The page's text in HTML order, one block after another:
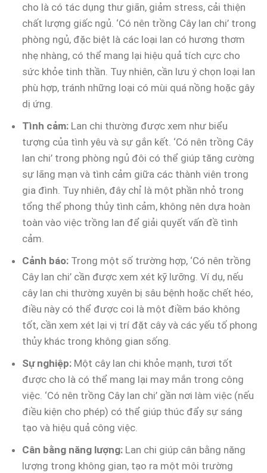
cho là có tác dụng thư giãn, giảm stress, cải thiện
chất lượng giấc ngủ. ‘Có nên trồng Cây lan chi’ trong
phòng ngủ, đặc biệt là các loại lan có hương thơm
nhẹ nhàng, có thể mang lại hiệu quả tích cực cho
sức khỏe tinh thần. Tuy nhiên, cần lưu ý chọn loại lan
phù hợp, tránh những loại có mùi quá nồng hoặc gây
dị ứng.
Tình cảm: Lan chi thường được xem như biểu
tượng của tình yêu và sự gắn kết. ‘Có nên trồng Cây
lan chi’ trong phòng ngủ đôi có thể giúp tăng cường
sự lãng mạn và tình cảm giữa các thành viên trong
gia đình. Tuy nhiên, đây chỉ là một phần nhỏ trong
tổng thể phong thủy tình cảm, không nên dựa hoàn
toàn vào việc trồng lan để giải quyết vấn đề tình
cảm.
Cảnh báo: Trong một số trường hợp, ‘Có nên trồng
Cây lan chi’ cần được xem xét kỹ lưỡng. Ví dụ, nếu
cây lan chi thường xuyên bị sâu bệnh hoặc chết héo,
điều này có thể được coi là một điềm báo không
tốt, cần xem xét lại vị trí đặt cây và các yếu tố phong
thủy khác trong không gian sống.
Sự nghiệp: Một cây lan chi khỏe mạnh, tươi tốt
được cho là có thể mang lại may mắn trong công
việc. ‘Có nên trồng Cây lan chi’ gần nơi làm việc (nếu
điều kiện cho phép) có thể giúp thúc đẩy sự sáng
tạo và hiệu quả công việc.
Cân bằng năng lượng: Lan chi giúp cân bằng năng
lượng trong không gian, tạo ra một môi trường